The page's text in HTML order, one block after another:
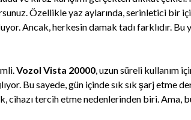
Özellikle yaz aylarında, serinletici bir
Ancak, herkesin damak tadı farklıdır. Bu
Vozol Vista 20000, uzun süreli kullanım
Bu sayede, gün içinde sık sık şarj etme
cihazı tercih etme nedenlerinden biri. Ama,